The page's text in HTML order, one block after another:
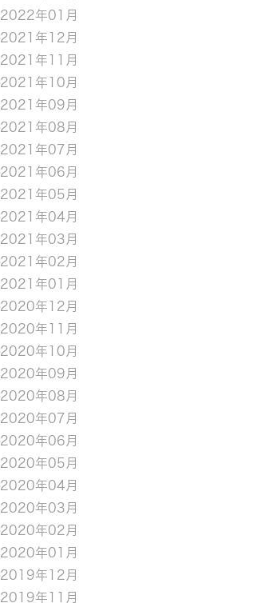
2022年01月
2021年12月
2021年11月
2021年10月
2021年09月
2021年08月
2021年07月
2021年06月
2021年05月
2021年04月
2021年03月
2021年02月
2021年01月
2020年12月
2020年11月
2020年10月
2020年09月
2020年08月
2020年07月
2020年06月
2020年05月
2020年04月
2020年03月
2020年02月
2020年01月
2019年12月
2019年11月